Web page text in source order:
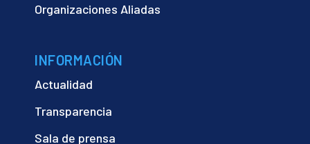
Organizaciones Aliadas
INFORMACIÓN
Actualidad
Transparencia
Sala de prensa